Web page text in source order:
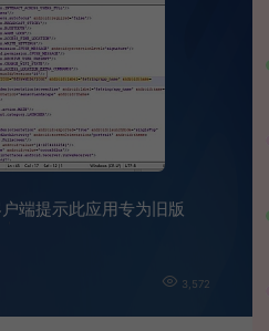
端提示此应用专为旧版
3,572